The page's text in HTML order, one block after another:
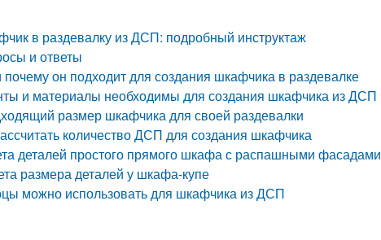
в раздевалку из ДСП: подробный инструктаж
и ответы
он подходит для создания шкафчика в раздевалке
и материалы необходимы для создания шкафчика из ДСП
размер шкафчика для своей раздевалки
количество ДСП для создания шкафчика
деталей простого прямого шкафа с распашными фасадами
размера деталей у шкафа-купе
можно использовать для шкафчика из ДСП